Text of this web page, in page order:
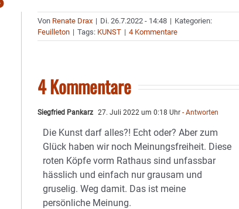
Von Renate Drax | Di. 26.7.2022 - 14:48 | Kategorien:
Feuilleton | Tags: KUNST | 4 Kommentare
4 Kommentare
Siegfried Pankarz 27. Juli 2022 um 0:18 Uhr - Antworten
Die Kunst darf alles?! Echt oder? Aber zum
Glück haben wir noch Meinungsfreiheit. Diese
roten Köpfe vorm Rathaus sind unfassbar
hässlich und einfach nur grausam und
gruselig. Weg damit. Das ist meine
persönliche Meinung.